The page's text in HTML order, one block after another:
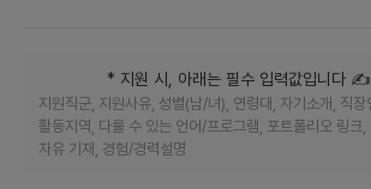
* 지원 시, 아래는 필수 입력값입니다 ✍️
지원직군, 지원사유, 성별(남/녀), 연령대, 자기소개, 직
활동지역, 다룰 수 있는 언어/프로그램, 포트폴리오 링크,
자유 기재, 경험/경력설명